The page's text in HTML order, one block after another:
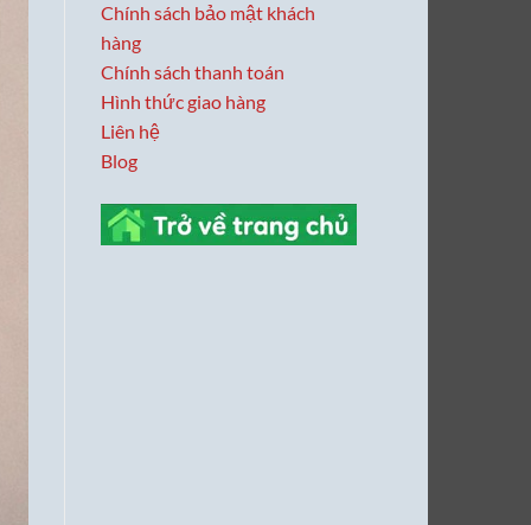
Chính sách bảo mật khách
hàng
Chính sách thanh toán
Hình thức giao hàng
Liên hệ
Blog